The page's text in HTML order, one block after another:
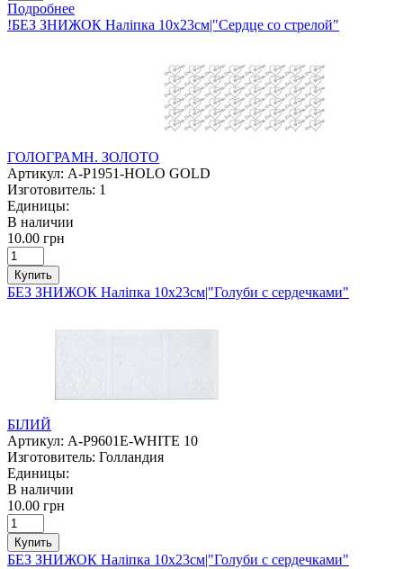
Подробнее
!БЕЗ ЗНИЖОК Наліпка 10х23см|"Сердце со стрелой"
ГОЛОГРАМН. ЗОЛОТО
Артикул: A-P1951-HOLO GOLD
Изготовитель: 1
Единицы:
В наличии
10.00 грн
Купить
БЕЗ ЗНИЖОК Наліпка 10х23см|"Голуби с сердечками"
БІЛИЙ
Артикул: A-P9601E-WHITE 10
Изготовитель: Голландия
Единицы:
В наличии
10.00 грн
Купить
БЕЗ ЗНИЖОК Наліпка 10х23см|"Голуби с сердечками"